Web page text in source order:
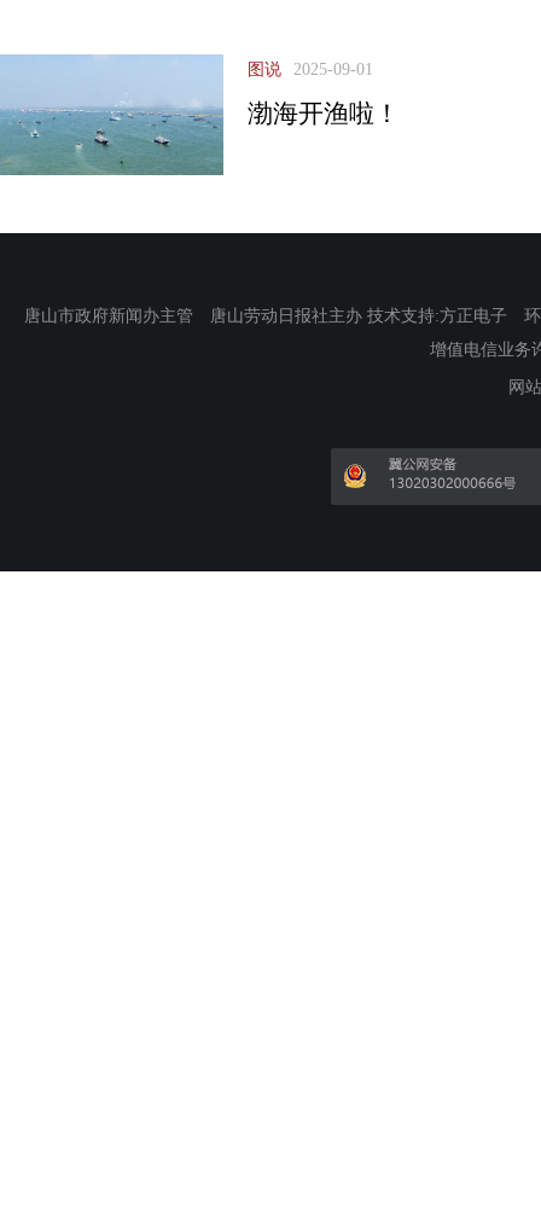
图说 2025-09-01
渤海开渔啦！
唐山市政府新闻办主管 唐山劳动日报社主办 技术支持:方正电子
增值电信业务
网